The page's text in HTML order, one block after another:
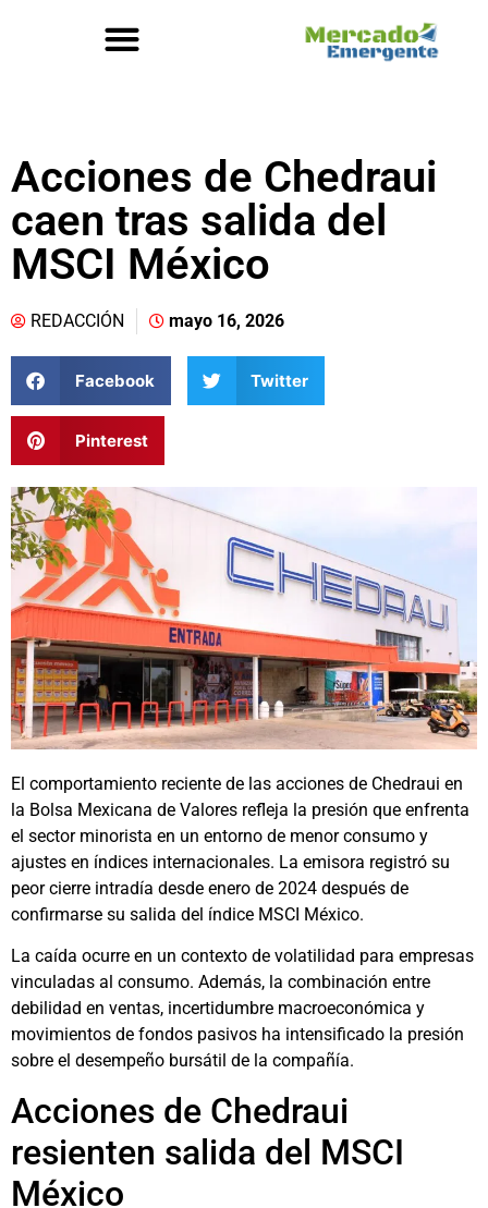
Acciones de Chedraui
caen tras salida del
MSCI México
REDACCIÓN mayo 16, 2026
Facebook Twitter
Pinterest
El comportamiento reciente de las acciones de Chedraui en
la Bolsa Mexicana de Valores refleja la presión que enfrenta
el sector minorista en un entorno de menor consumo y
ajustes en índices internacionales. La emisora registró su
peor cierre intradía desde enero de 2024 después de
confirmarse su salida del índice MSCI México.
La caída ocurre en un contexto de volatilidad para empresas
vinculadas al consumo. Además, la combinación entre
debilidad en ventas, incertidumbre macroeconómica y
movimientos de fondos pasivos ha intensificado la presión
sobre el desempeño bursátil de la compañía.
Acciones de Chedraui
resienten salida del MSCI
México